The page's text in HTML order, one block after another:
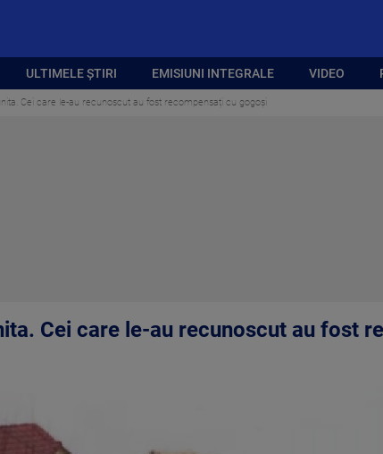
ULTIMELE ȘTIRI EMISIUNI INTEGRALE VIDEO
Cei care le-au recunoscut au fost recompensați cu gogoși
Cei care le-au recunoscut au fost